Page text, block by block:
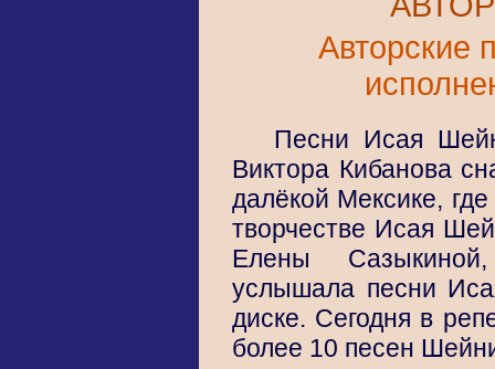
Авторские
Песни Исая
Виктора Кибанова
далёкой Мексике,
творчестве Исая
Елены
услышала песни
диске. Сегодня в
более 10 песен